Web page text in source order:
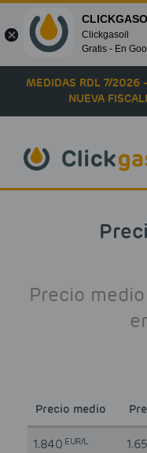
Skip to main content
MEDIDAS RDL 7/2026
NUEVA
Precio
Precio medio
1.840 EUR/L
Clickgasoil
Gratis - En